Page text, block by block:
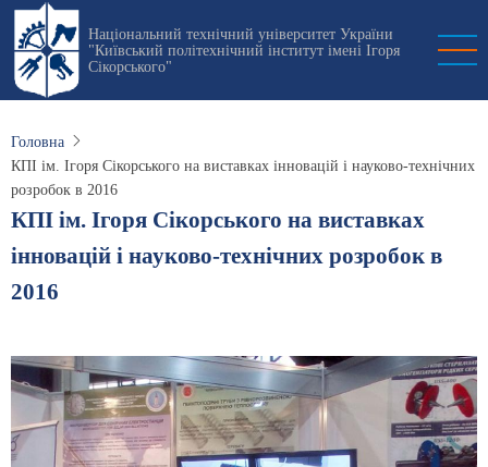
Перейти
основного
вмісту
Національний технічний університет України
"Київський політехнічний інститут імені Ігоря
Сікорського"
Головна
КПІ ім. Ігоря Сікорського на виставках інновацій і науково-технічних
розробок в 2016
КПІ ім. Ігоря Сікорського на виставках
інновацій і науково-технічних розробок в
2016